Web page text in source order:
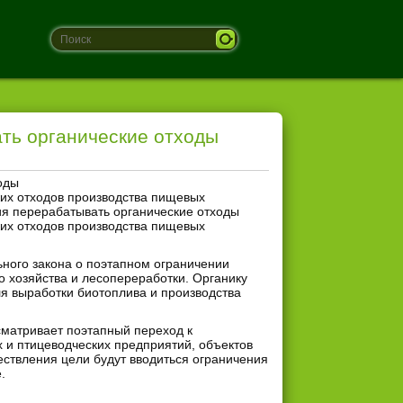
органические отходы
отходов производства пищевых
органические отходы
отходов производства пищевых
закона о поэтапном ограничении
и лесопереработки. Органику
выработки биотоплива и производства
поэтапный переход к
и птицеводческих предприятий, объектов
цели будут вводиться ограничения